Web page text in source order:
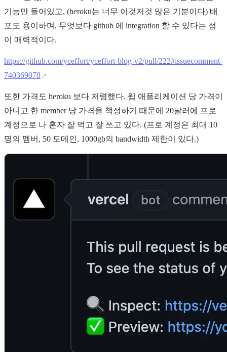
기능만 들어있고, (heroku는 너무 이것저것 많은 기분이다) 배
포도 용이하며, 무엇보다 github 에 integration 할 수 있다는 점
이 매력적이다.
https://github.com/yceffort/yceffort-blog-v2/pull/222#issuecomment-
740369078
또한 가격도 heroku 보다 저렴했다. 웹 애플리케이션 당 가격이
아니고 한 member 당 가격을 책정하기 때문에 20달러에 프로
계정으로 나 혼자 잘 먹고 잘 쓰고 있다. (프로 계정은 최대 10
명의 멤버, 50 도메인, 1000gb의 bandwidth 제한이 있다.)